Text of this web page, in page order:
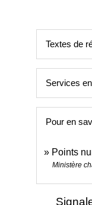
Textes de
Services
Pour en
Points
Ministère